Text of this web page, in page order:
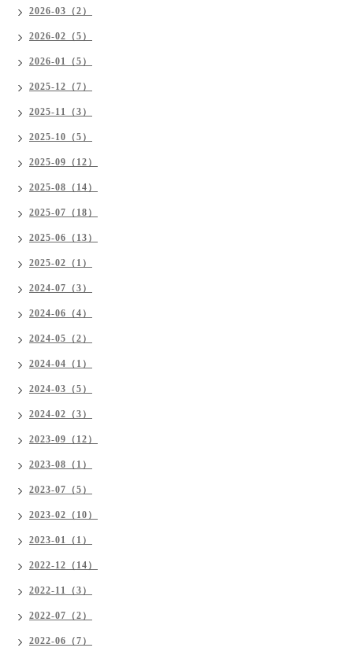
2026-03（2）
2026-02（5）
2026-01（5）
2025-12（7）
2025-11（3）
2025-10（5）
2025-09（12）
2025-08（14）
2025-07（18）
2025-06（13）
2025-02（1）
2024-07（3）
2024-06（4）
2024-05（2）
2024-04（1）
2024-03（5）
2024-02（3）
2023-09（12）
2023-08（1）
2023-07（5）
2023-02（10）
2023-01（1）
2022-12（14）
2022-11（3）
2022-07（2）
2022-06（7）